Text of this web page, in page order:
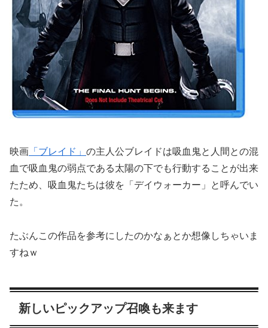
映画 「ブレイド」 の主人公ブレイドは吸血鬼と人間との混
血で吸血鬼の弱点である太陽の下でも行動することが出来
たため、吸血鬼たちは彼を「デイウォーカー」と呼んでい
た。
たぶんこの作品を参考にしたのかなぁとか想像しちゃいま
すねｗ
新しいピックアップ召喚も来ます